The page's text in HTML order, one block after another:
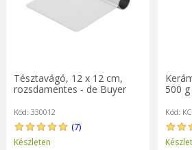
Tésztavágó, 12 x 12 cm,
rozsdamentes - de Buyer
Kód: 330012
(7)
Készleten
500
Kód: